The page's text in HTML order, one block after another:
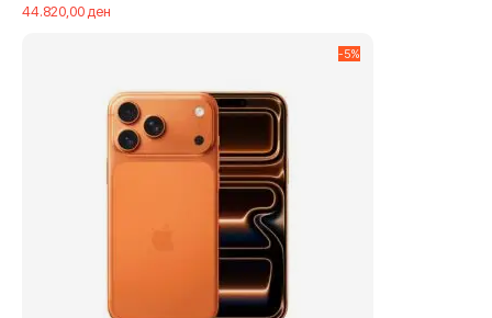
44.820,00ден
-5%